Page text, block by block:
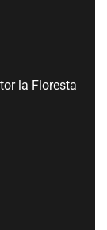
la Floresta